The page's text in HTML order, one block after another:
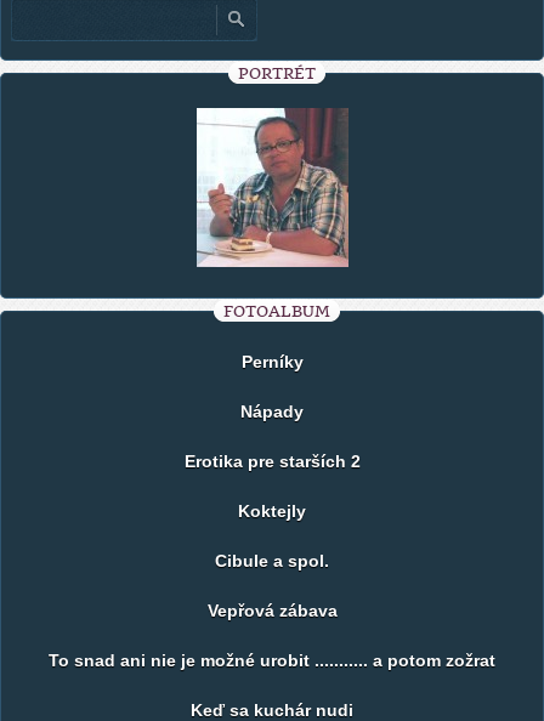
PORTRÉT
FOTOALBUM
Perníky
Nápady
Erotika pre starších 2
Koktejly
Cibule a spol.
Vepřová zábava
To snad ani nie je možné urobit ........... a potom zožrat
Keď sa kuchár nudi